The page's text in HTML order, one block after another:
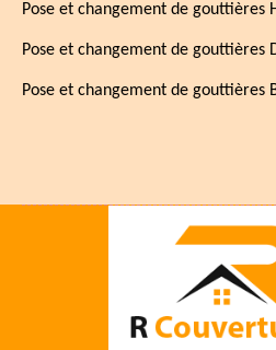
Pose et changement de gouttières
Pose et changement de gouttières
Pose et changement de gouttières